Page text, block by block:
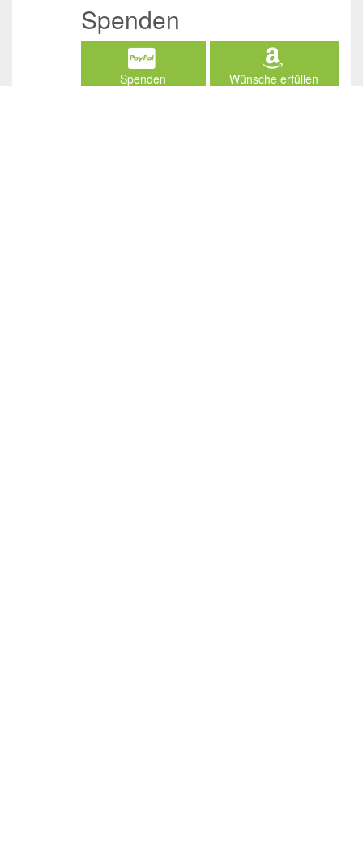
Spenden
Spenden Wünsche erfüllen